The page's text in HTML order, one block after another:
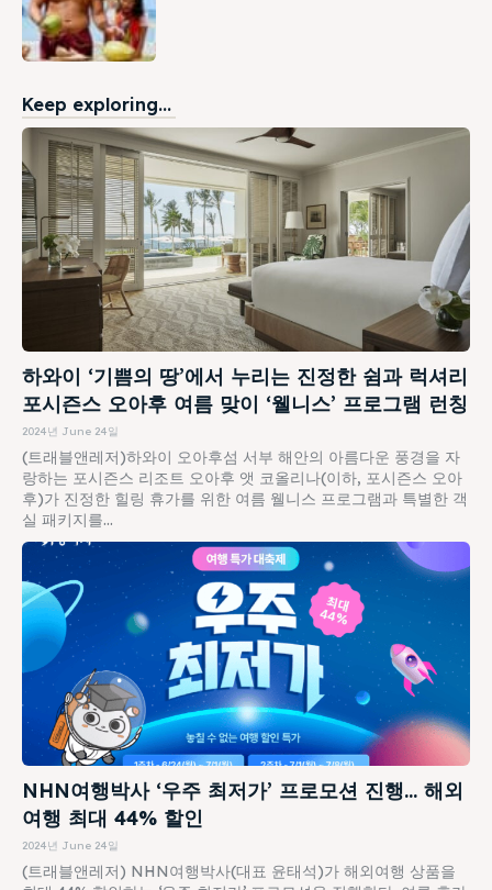
Keep exploring...
하와이 ‘기쁨의 땅’에서 누리는 진정한 쉼과 럭셔리
포시즌스 오아후 여름 맞이 ‘웰니스’ 프로그램 런칭
2024년 June 24일
(트래블앤레저)하와이 오아후섬 서부 해안의 아름다운 풍경을 자
랑하는 포시즌스 리조트 오아후 앳 코올리나(이하, 포시즌스 오아
후)가 진정한 힐링 휴가를 위한 여름 웰니스 프로그램과 특별한 객
실 패키지를...
NHN여행박사 ‘우주 최저가’ 프로모션 진행… 해외
여행 최대 44% 할인
2024년 June 24일
(트래블앤레저) NHN여행박사(대표 윤태석)가 해외여행 상품을